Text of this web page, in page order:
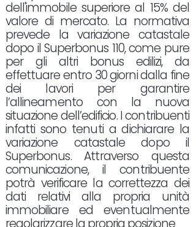
dell'immobile superiore al 15% del
valore di mercato. La normativa
prevede la variazione catastale
dopo il Superbonus 110, come pure
per gli altri bonus edilizi, da
effettuare entro 30 giorni dalla fine
dei lavori per garantire
l’allineamento con la nuova
situazione dell’edificio. I contribuenti
infatti sono tenuti a dichiarare la
variazione catastale dopo il
Superbonus. Attraverso questa
comunicazione, il contribuente
potrà verificare la correttezza dei
dati relativi alla propria unità
immobiliare ed eventualmente
regolarizzare la propria posizione